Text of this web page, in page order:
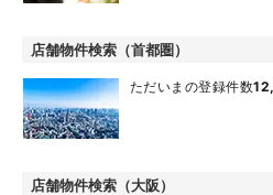
店舗物件検索（首都圏）
ただいまの登録件数
店舗物件検索（大阪）